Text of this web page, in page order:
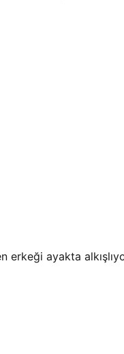
erkeği ayakta